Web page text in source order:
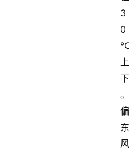
3
0
上
下
。
偏
东
风